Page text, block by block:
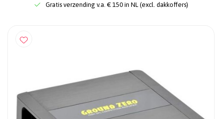
Gratis verzending v.a. € 150 in NL (excl. dakkoffers)